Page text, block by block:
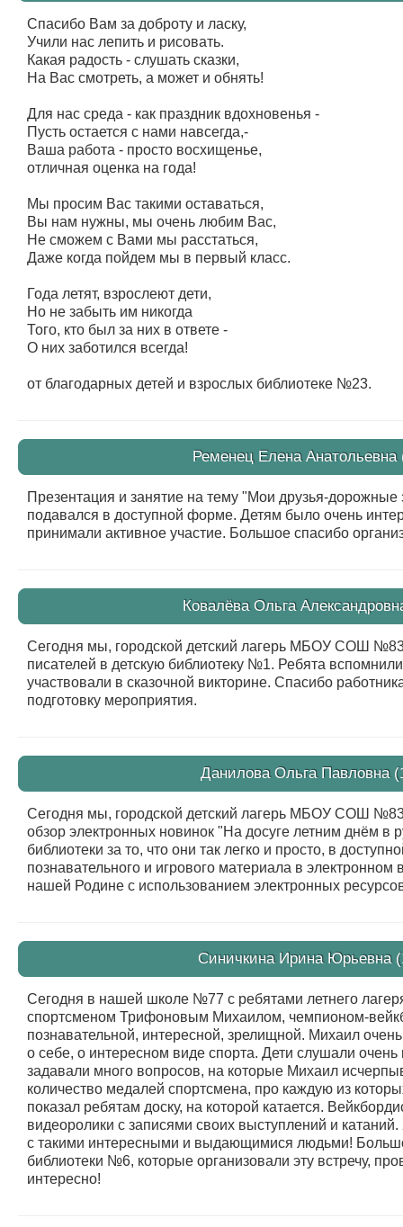
Спасибо Вам за доброту и ласку,
Учили нас лепить и рисовать.
Какая радость - слушать сказки,
На Вас смотреть, а может и обнять!
Для нас среда - как праздник вдохновенья -
Пусть остается с нами навсегда,-
Ваша работа - просто восхищенье,
отличная оценка на года!
Мы просим Вас такими оставаться,
Вы нам нужны, мы очень любим Вас,
Не сможем с Вами мы расстаться,
Даже когда пойдем мы в первый класс.
Года летят, взрослеют дети,
Но не забыть им никогда
Того, кто был за них в ответе -
О них заботился всегда!
от благодарных детей и взрослых библиотеке №23.
Ременец Елена
Презентация и занятие на тему "Мои друзья-
подавался в доступной форме. Детям было очень
принимали активное участие. Большое спасибо
Ковалёва Ольга
Сегодня мы, городской детский лагерь МБОУ СОШ
писателей в детскую библиотеку №1. Ребята
участвовали в сказочной викторине. Спасибо
подготовку мероприятия.
Данилова Ольга Павловна
Сегодня мы, городской детский лагерь МБОУ СОШ
обзор электронных новинок "На досуге летним днём
библиотеки за то, что они так легко и просто, в
познавательного и игрового материала в
нашей Родине с использованием электронных
Синичкина Ирина Юрьевна
Сегодня в нашей школе №77 с ребятами летнего
спортсменом Трифоновым Михаилом, чемпионом-
познавательной, интересной, зрелищной. Михаил
о себе, о интересном виде спорта. Дети слушали
задавали много вопросов, на которые Михаил
количество медалей спортсмена, про каждую из
показал ребятам доску, на которой катается.
видеоролики с записями своих выступлений и
с такими интересными и выдающимися людьми!
библиотеки №6, которые организовали эту встречу,
интересно!